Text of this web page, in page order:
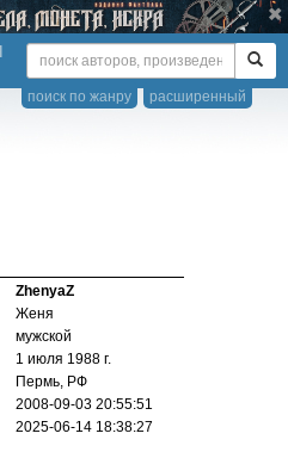
расширенный
поиск по жанру
ZhenyaZ
Женя
мужской
1 июля 1988 г.
Пермь, РФ
2008-09-03 20:55:51
2025-06-14 18:38:27